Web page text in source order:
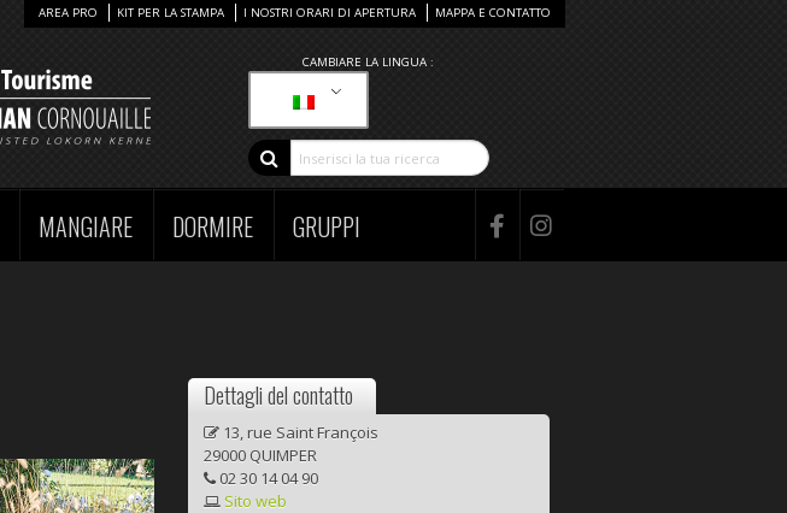
CAMBIARE LA LINGUA :
AREA PRO KIT PER LA STAMPA I NOSTRI ORARI DI APERTURA MAPPA E CONTATTO
MANGIARE DORMIRE GRUPPI
Dettagli del contatto
13, rue Saint François
29000 QUIMPER
02 30 14 04 90
Sito web